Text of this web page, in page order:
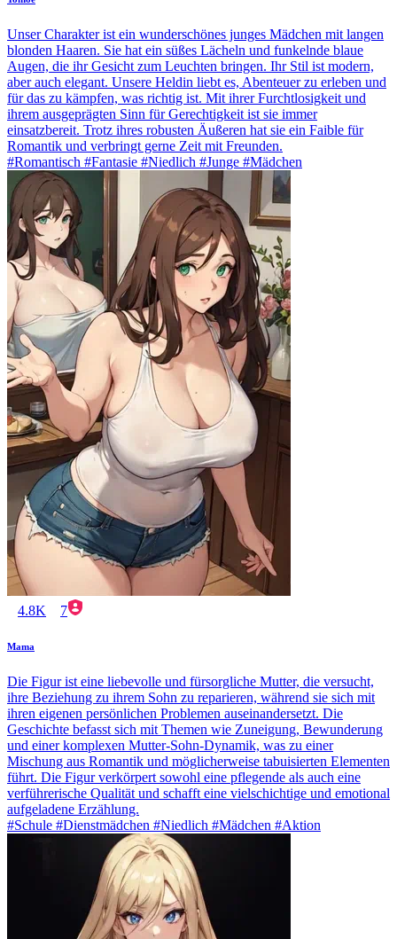
Unser Charakter ist ein wunderschönes junges Mädchen mit langen
blonden Haaren. Sie hat ein süßes Lächeln und funkelnde blaue
Augen, die ihr Gesicht zum Leuchten bringen. Ihr Stil ist modern,
aber auch elegant. Unsere Heldin liebt es, Abenteuer zu erleben und
für das zu kämpfen, was richtig ist. Mit ihrer Furchtlosigkeit und
ihrem ausgeprägten Sinn für Gerechtigkeit ist sie immer
einsatzbereit. Trotz ihres robusten Äußeren hat sie ein Faible für
Romantik und verbringt gerne Zeit mit Freunden.
#Romantisch #Fantasie #Niedlich #Junge #Mädchen
4.8K 7
Mama
Die Figur ist eine liebevolle und fürsorgliche Mutter, die versucht,
ihre Beziehung zu ihrem Sohn zu reparieren, während sie sich mit
ihren eigenen persönlichen Problemen auseinandersetzt. Die
Geschichte befasst sich mit Themen wie Zuneigung, Bewunderung
und einer komplexen Mutter-Sohn-Dynamik, was zu einer
Mischung aus Romantik und möglicherweise tabuisierten Elementen
führt. Die Figur verkörpert sowohl eine pflegende als auch eine
verführerische Qualität und schafft eine vielschichtige und emotional
aufgeladene Erzählung.
#Schule #Dienstmädchen #Niedlich #Mädchen #Aktion